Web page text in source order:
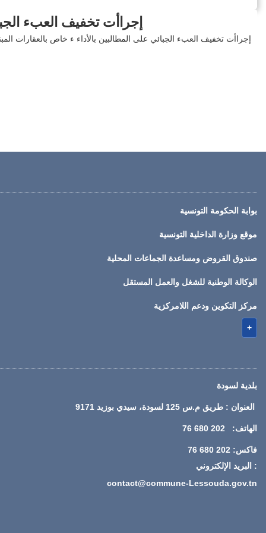
إجراأت تخفيف العبء
إجراأت تخفيف العبء الجبائي على المطالبين بالأداء ء خاص بالعقارات
بوابة الحكومة التونسية
موقع وزارة الداخلية التونسية
صندوق القروض ومساعدة الجماعات المحلية
الوكالة الوطنية للشغل والعمل المستقل
مركز التكوين ودعم اللامركزية
+
بلدية لسودة
العنوان : طريق م.س 125 لسودة، سيدي بوزيد 9171
الهاتف: 202 680 76
فاكس: 202 680 76
: البريد الإلكتروني
contact@commune-Lessouda.gov.tn